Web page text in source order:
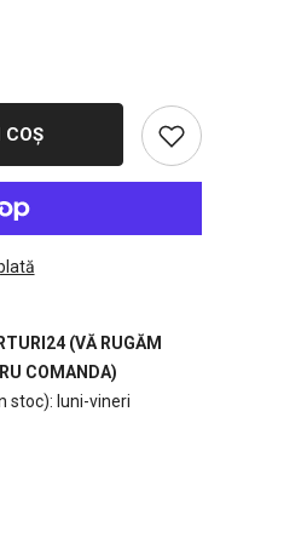
COȘ
(VĂ RUGĂM
COMANDA)
stoc): luni-vineri